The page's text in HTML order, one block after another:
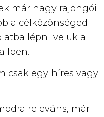
már nagy rajongói
a célközönséged
lépni velük a
csak egy híres vagy
releváns, már